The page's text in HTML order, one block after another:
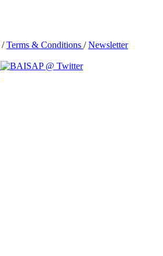
/Terms & Conditions /Newsletter